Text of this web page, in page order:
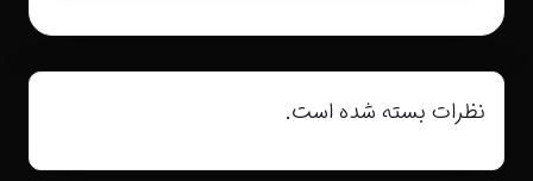
نظرات بسته شده است.